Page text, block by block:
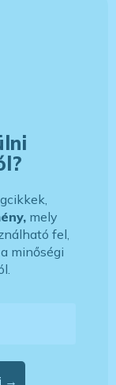
mely
fel,
minőségi
Nem akarok lemaradni →